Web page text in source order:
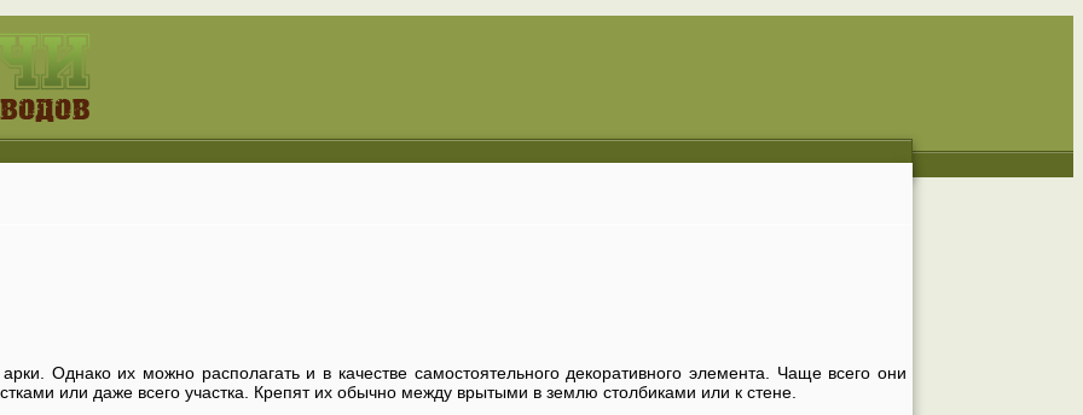
Однако их можно располагать и в качестве самостоятельного декоративного элемента. Чаще всего они
или даже всего участка. Крепят их обычно между врытыми в землю столбиками или к стене.